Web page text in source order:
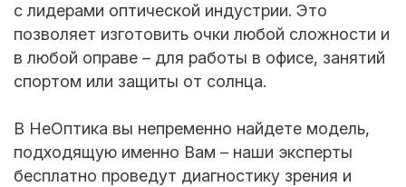
с лидерами оптической индустрии. Это
позволяет изготовить очки любой сложности и
в любой оправе – для работы в офисе, занятий
спортом или защиты от солнца.
В НеОптика вы непременно найдете модель,
подходящую именно Вам – наши эксперты
бесплатно проведут диагностику зрения и